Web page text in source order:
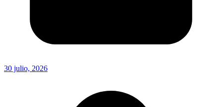
30 julio, 2026